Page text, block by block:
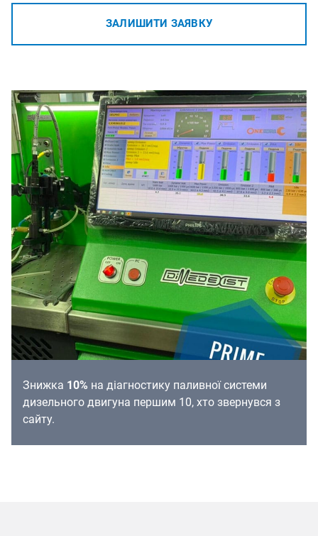
ЗАЛИШИТИ ЗАЯВКУ
Знижка 10% на діагностику паливної системи
дизельного двигуна першим 10, хто звернувся з
сайту.